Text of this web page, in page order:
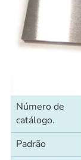
Número de
catálogo.
Padrão